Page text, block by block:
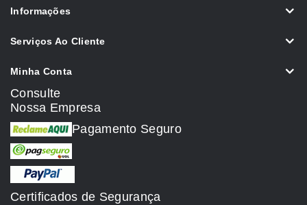
Informações
Serviços Ao Cliente
Minha Conta
Consulte
Nossa Empresa
Pagamento Seguro
Certificados de Segurança